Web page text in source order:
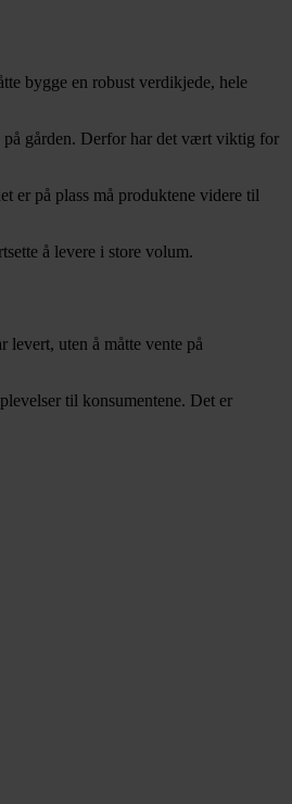
bygge en robust verdikjede, hele
på gården. Derfor har det vært viktig for
er på plass må produktene videre til
å levere i store volum.
levert, uten å måtte vente på
til konsumentene. Det er